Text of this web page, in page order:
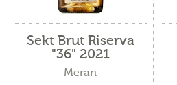
Sekt Brut Riserva
"36" 2021
Meran